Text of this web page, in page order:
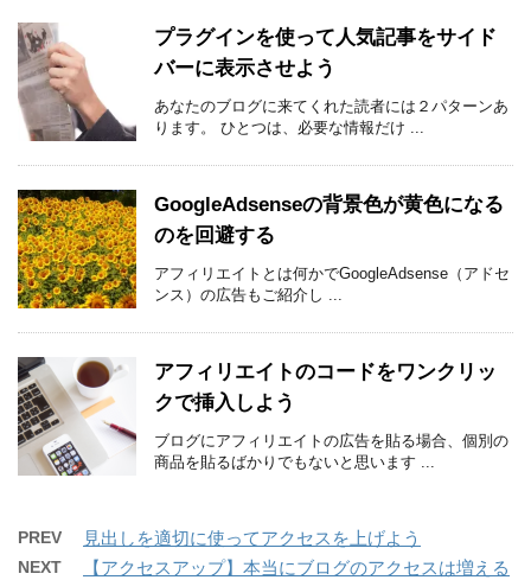
プラグインを使って人気記事をサイド
バーに表示させよう
あなたのブログに来てくれた読者には２パターンあ
ります。 ひとつは、必要な情報だけ ...
GoogleAdsenseの背景色が黄色になる
のを回避する
アフィリエイトとは何かでGoogleAdsense（アドセ
ンス）の広告もご紹介し ...
アフィリエイトのコードをワンクリッ
クで挿入しよう
ブログにアフィリエイトの広告を貼る場合、個別の
商品を貼るばかりでもないと思います ...
PREV 見出しを適切に使ってアクセスを上げよう
NEXT
【アクセスアップ】本当にブログのアクセスは増える